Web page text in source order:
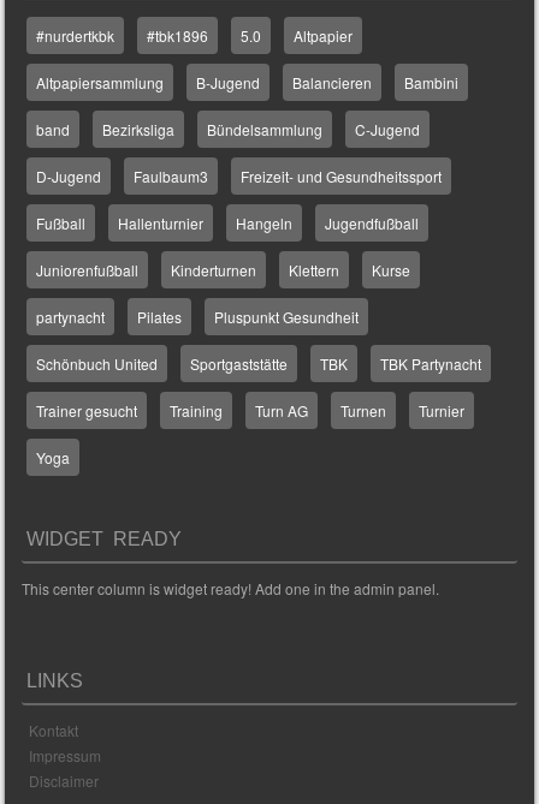
#nurdertkbk #tbk1896 5.0 Altpapier
Altpapiersammlung B-Jugend Balancieren Bambini
band Bezirksliga Bündelsammlung C-Jugend
D-Jugend Faulbaum3 Freizeit- und Gesundheitssport
Fußball Hallenturnier Hangeln Jugendfußball
Juniorenfußball Kinderturnen Klettern Kurse
partynacht Pilates Pluspunkt Gesundheit
Schönbuch United Sportgaststätte TBK TBK Partynacht
Trainer gesucht Training Turn AG Turnen Turnier
Yoga
WIDGET READY
This center column is widget ready! Add one in the admin panel.
LINKS
Kontakt
Impressum
Disclaimer